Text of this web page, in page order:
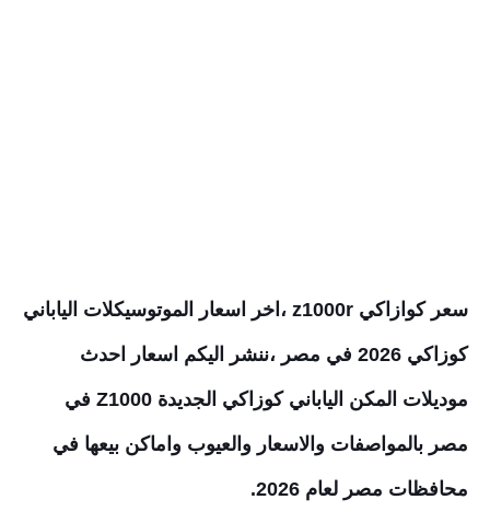
سعر كوازاكي z1000r ،اخر اسعار الموتوسيكلات الياباني
كوزاكي 2026 في مصر ،ننشر اليكم اسعار احدث
موديلات المكن الياباني كوزاكي الجديدة Z1000 في
مصر بالمواصفات والاسعار والعيوب واماكن بيعها في
محافظات مصر لعام 2026.